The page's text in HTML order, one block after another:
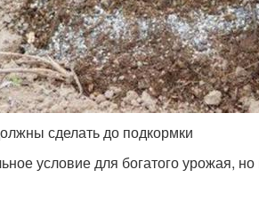
сделать до подкормки
условие для богатого урожая,